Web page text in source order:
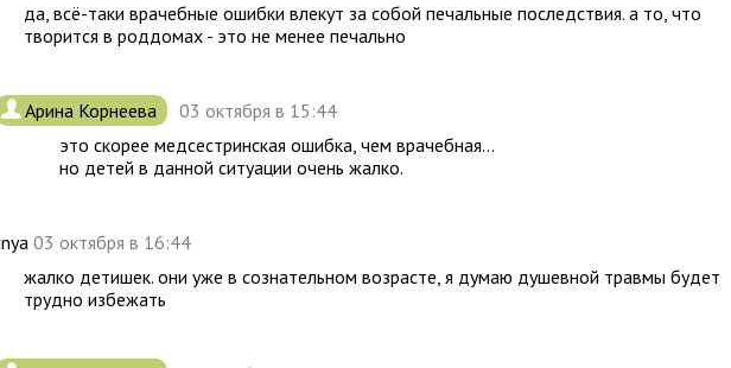
да, всё-таки врачебные ошибки влекут за собой печальные последствия. а то, что
творится в роддомах - это не менее печально
. Арина Корнеева
03 октября в 15:44
это скорее медсестринская ошибка, чем врачебная...
но детей в данной ситуации очень жалко.
03 октября в 16:44
жалко детишек. они уже в сознательном возрасте, я думаю душевной травмы будет
трудно избежать